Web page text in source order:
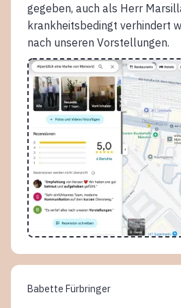
gegeben, auch als Herr
krankheitsbedingt verhindert
nach unseren Vorstellungen.
Babette Fürbringer